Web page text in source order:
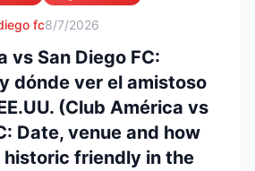
fc8/7/2026
vs San Diego FC:
dónde ver el amistoso
(Club América vs
Date, venue and how
friendly in the